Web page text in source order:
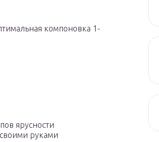
компоновка 1-
ярусности
руками